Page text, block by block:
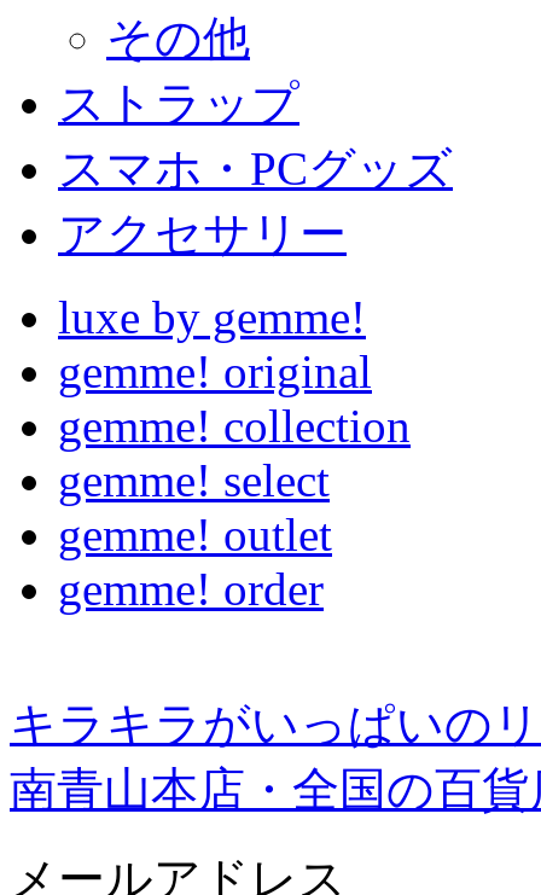
その他
ストラップ
スマホ・PCグッズ
アクセサリー
luxe by gemme!
gemme! original
gemme! collection
gemme! select
gemme! outlet
gemme! order
キラキラがいっぱいの
南青山本店・全国の百
メールアドレス